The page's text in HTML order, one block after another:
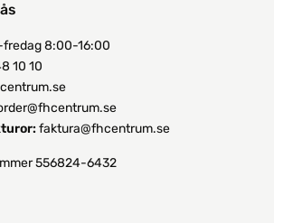
fredag 8:00-16:00
10 10
faktura@fhcentrum.se
556824-6432